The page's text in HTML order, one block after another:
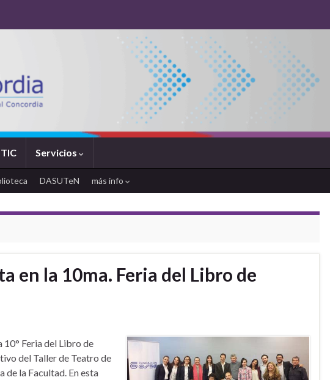
TIC Servicios
DASUTeN más info
en la 10ma. Feria del Libro de
10° Feria del Libro de
del Taller de Teatro de
de la Facultad. En esta